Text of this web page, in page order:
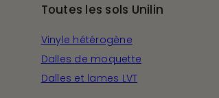
Toutes les sols Unilin
Vinyle hétérogène
Dalles de moquette
Dalles et lames LVT